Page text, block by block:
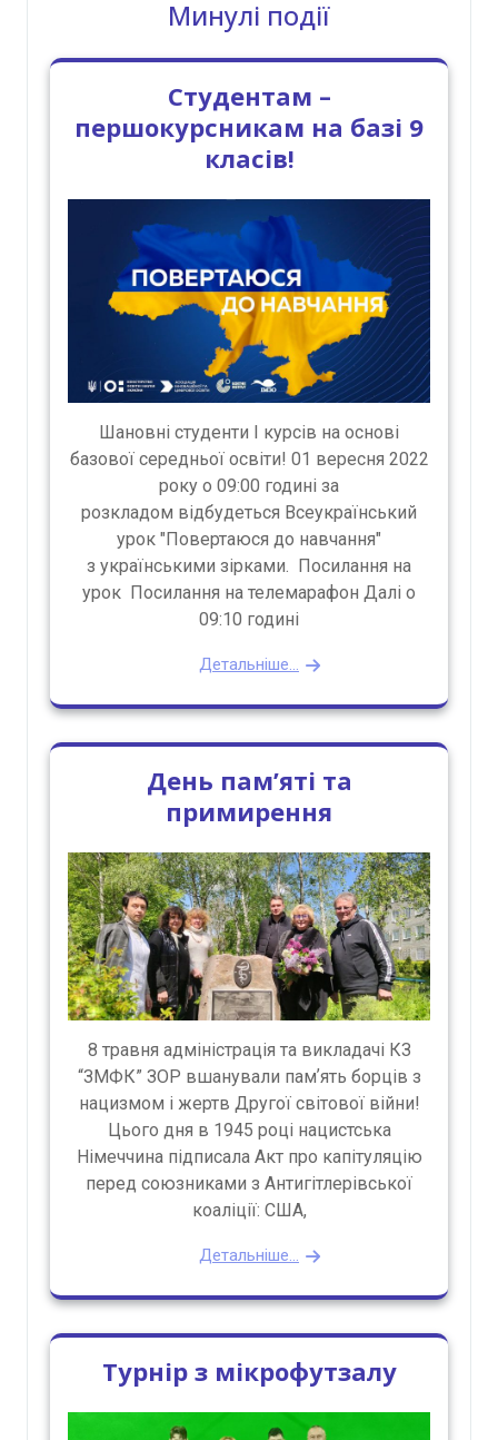
Минулі події
Студентам –
першокурсникам на базі 9
класів!
Шановні студенти І курсів на основі
базової середньої освіти! 01 вересня 2022
року о 09:00 годині за
розкладом відбудеться Всеукраїнський
урок "Повертаюся до навчання"
з українськими зірками. Посилання на
урок Посилання на телемарафон Далі о
09:10 годині
Детальніше...
День памʼяті та
примирення
8 травня адміністрація та викладачі КЗ
“ЗМФК” ЗОР вшанували памʼять борців з
нацизмом і жертв Другої світової війни!
Цього дня в 1945 році нацистська
Німеччина підписала Акт про капітуляцію
перед союзниками з Антигітлерівської
коаліції: США,
Детальніше...
Турнір з мікрофутзалу